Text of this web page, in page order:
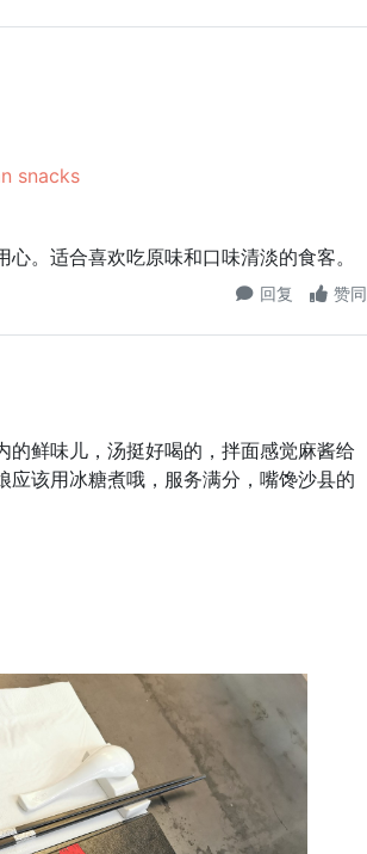
snacks
。适合喜欢吃原味和口味清淡的食客。
回复 赞同
鲜味儿，汤挺好喝的，拌面感觉麻酱给
该用冰糖煮哦，服务满分，嘴馋沙县的